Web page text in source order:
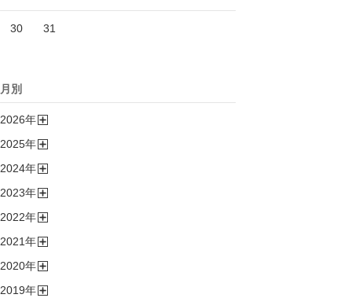
30 31
月別
2026年
2025年
2024年
2023年
2022年
2021年
2020年
2019年